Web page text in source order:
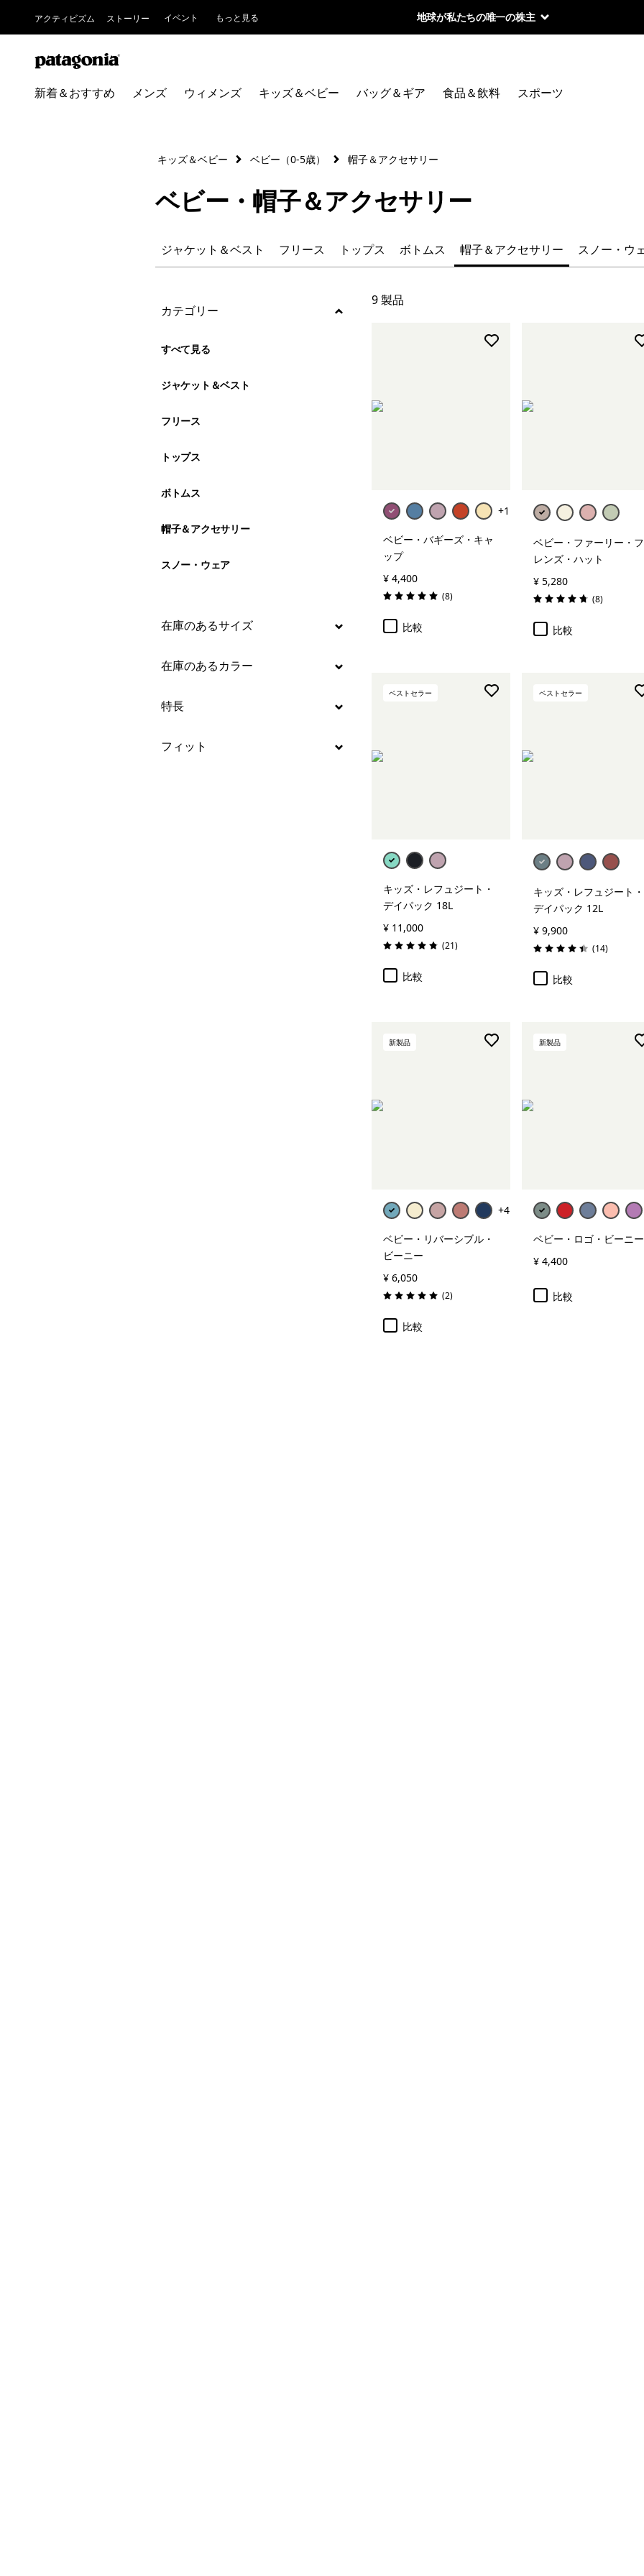
アクティビズム ストーリー イベント もっと見る 地球が私たちの唯一の株主
新着＆おすすめ メンズ ウィメンズ キッズ＆ベビー バッグ＆ギア 食品＆飲料 スポーツ
トップス
ボトムス
キッズ＆ベビー ベビー（0-5歳） 帽子＆アクセサリー
ベビー・帽子＆アクセサリー
ジャケット＆ベスト フリース トップス ボトムス 帽子＆アクセサリー スノー・ウ
絞り込み
カテゴリー
すべて見る
ジャケット＆ベスト
フリース
トップス
ボトムス
帽子＆アクセサリー
スノー・ウェア
絞り込み
在庫のあるサイズ
絞り込み
在庫のあるカラー
絞り込み
特長
絞り込み
フィット
9 製品
+1
ベビー・バギーズ・キャ
ップ
¥ 4,400
評価: 5.0 / 5 (8レビュー
)
比較
ベビー・ファーリー・フ
レンズ・ハット
¥ 5,280
評価: 4.8 / 5 (8レビュー
)
比較
ベストセラー
キッズ・レフュジート・
デイパック 18L
¥ 11,000
評価: 4.9 / 5 (21レビュー
)
比較
ベストセラー
キッズ・レフュジート・
デイパック 12L
¥ 9,900
評価: 4.4 / 5 (14レビュー
)
比較
新製品
+4
ベビー・リバーシブル・
ビーニー
¥ 6,050
評価: 5.0 / 5 (2レビュー
)
比較
新製品
ベビー・ロゴ・ビーニー
¥ 4,400
比較